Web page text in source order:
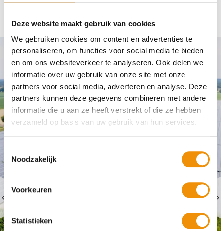
Deze website maakt gebruik van cookies
We gebruiken cookies om content en advertenties te
personaliseren, om functies voor social media te bieden
en om ons websiteverkeer te analyseren. Ook delen we
informatie over uw gebruik van onze site met onze
partners voor social media, adverteren en analyse. Deze
partners kunnen deze gegevens combineren met andere
informatie die u aan ze heeft verstrekt of die ze hebben
verzameld op basis van uw gebruik van hun services.
Noodzakelijk
Voorkeuren
Statistieken
Projecten
Zonneweide Haghorst
Zonneweide Haghorst in de gemeente
onuitputtelijke bron van energie, wordt hier
jaarlijks omgezet in circa 37 miljoen kWh aan